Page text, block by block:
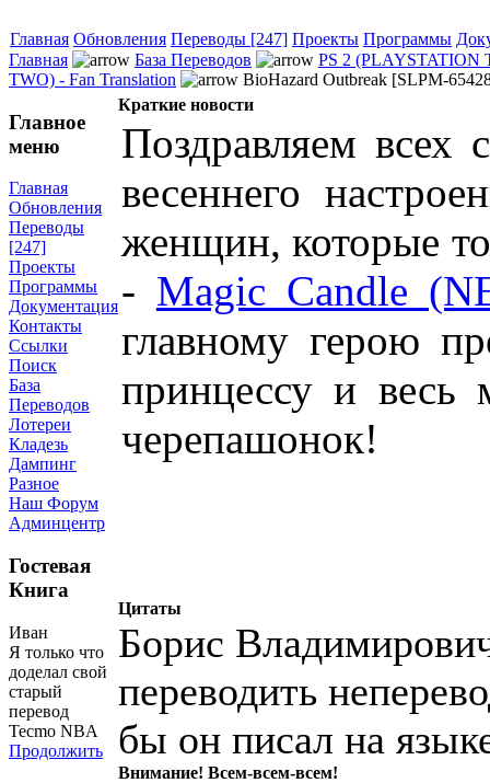
Главная Обновления Переводы [247] Проекты Программы
Главная
База Переводов
PS 2 (PLAYSTATION
TWO) - Fan Translation
BioHazard Outbreak [SLPM-
Главное
меню
Главная
Обновления
Переводы
[247]
Проекты
Программы
Документация
Контакты
Ссылки
Поиск
База
Переводов
Лотереи
Кладезь
Дампинг
Разное
Наш Форум
Админцентр
Гостевая
Книга
Иван
Я только что
доделал свой
старый
перевод
Tecmo NBA
Продолжить
Краткие новости
Поздравляем
весеннего
женщин, которые
- Magic Candle
главному герою
принцессу и весь
черепашонок!
Цитаты
Борис
переводить
бы он писал на
Внимание! Всем-всем-всем!